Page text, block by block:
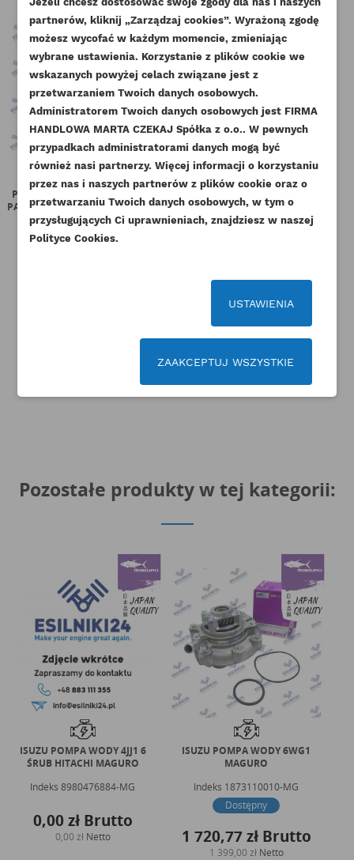
DODAJ DO LISTY ŻYCZEŃ
add_circle_outline Stwórz nową listę życzeń
UTWÓRZ LISTĘ ŻYCZEŃ
NAZWA LISTY ŻYCZEŃ
Anuluj Utwórz listę życzeń
ZALOGUJ SIĘ
Musisz być zalogowany by zapisać produkty na
swojej liście życzeń.
Anuluj Zaloguj się
PERKINS POMPKA ZASILAJĄCA
PALIWA AA AB AK AM ORYGINAŁ
Indeks
ULPK0034-ORG
PERKINS TULEJKA ZEBATKI
POŚREDNIEJ ROZRZĄDU
ORYGINAŁ
119,00 złNetto
Pozostałe produkty w tej kategorii:
ISUZU POMPA WODY 4JJ1 6
ŚRUB HITACHI MAGURO
Indeks 8980476884-MG
0,00 złBrutto
0,00 zł Netto
ISUZU POMPA WODY 6WG1
MAGURO
Indeks 1873110010-MG
Dostępny
1 720,77 złBrutto
1 399,00 zł Netto
partnerów, kliknij „Zarządzaj cookies”. Wyrażoną zgodę
możesz wycofać w każdym momencie, zmieniając
wybrane ustawienia. Korzystanie z plików cookie we
wskazanych powyżej celach związane jest z
przetwarzaniem Twoich danych osobowych.
Administratorem Twoich danych osobowych jest FIRMA
HANDLOWA MARTA CZEKAJ Spółka z o.o.. W pewnych
przypadkach administratorami danych mogą być
również nasi partnerzy. Więcej informacji o korzystaniu
przez nas i naszych partnerów z plików cookie oraz o
przetwarzaniu Twoich danych osobowych, w tym o
przysługujących Ci uprawnieniach, znajdziesz w naszej
Polityce Cookies.
USTAWIENIA
ZAAKCEPTUJ WSZYSTKIE